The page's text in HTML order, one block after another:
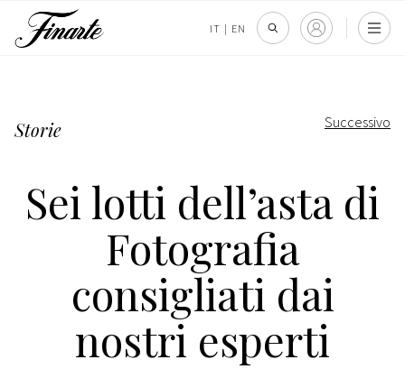
IT | EN
Storie Successivo
Sei lotti dell’asta di
Fotografia
consigliati dai
nostri esperti